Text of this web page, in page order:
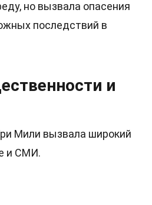
но вызвала опасения
последствий в
и
Мили вызвала широкий
и СМИ.